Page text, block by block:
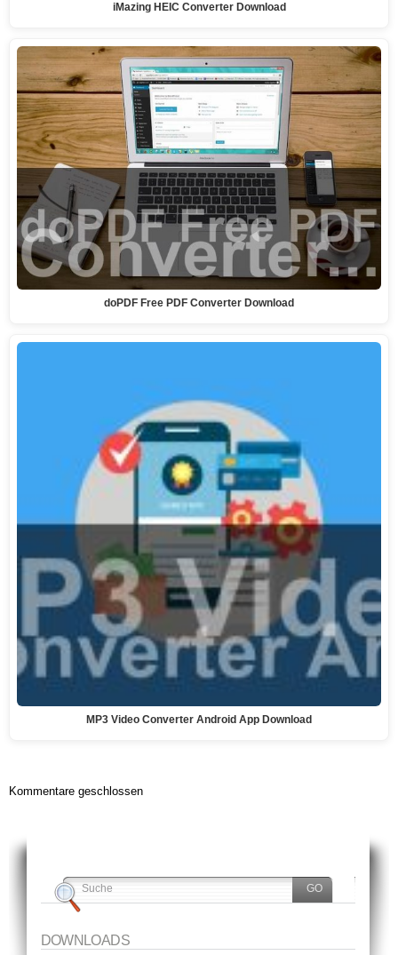
iMazing HEIC Converter Download
doPDF Free PDF Converter Download
MP3 Video Converter Android App Download
Kommentare geschlossen
DOWNLOADS